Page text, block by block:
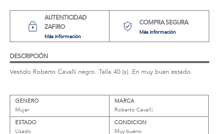
AUTENTICIDAD
ZAFIRO
Más información
COMPRA SEGURA
Más información
DESCRIPCIÓN
Vestido Roberto Cavalli negro. Talla 40 (s). En muy buen estado.
GENERO
Mujer
MARCA
Roberto Cavalli
ESTADO
Usado
CONDICION
Muy bueno